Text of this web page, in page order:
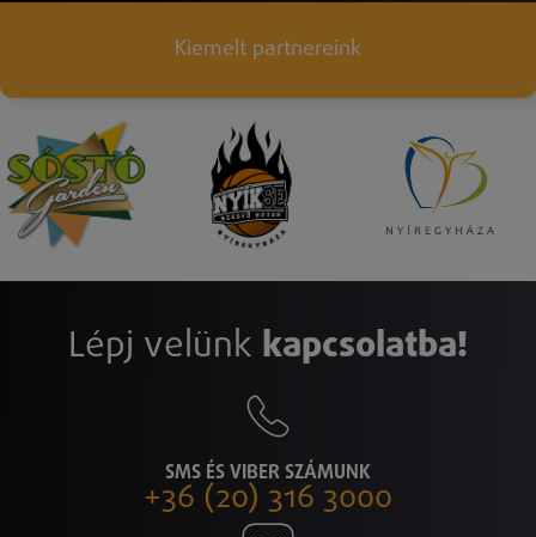
Kiemelt partnereink
Lépj velünk kapcsolatba!
SMS ÉS VIBER SZÁMUNK
+36 (20) 316 3000